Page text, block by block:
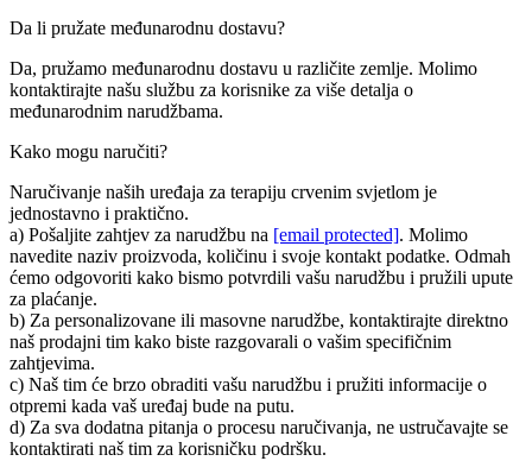
Da li pružate međunarodnu dostavu?
Da, pružamo međunarodnu dostavu u različite zemlje. Molimo
kontaktirajte našu službu za korisnike za više detalja o
međunarodnim narudžbama.
Kako mogu naručiti?
Naručivanje naših uređaja za terapiju crvenim svjetlom je
jednostavno i praktično.
a) Pošaljite zahtjev za narudžbu na [email protected]. Molimo
navedite naziv proizvoda, količinu i svoje kontakt podatke. Odmah
ćemo odgovoriti kako bismo potvrdili vašu narudžbu i pružili upute
za plaćanje.
b) Za personalizovane ili masovne narudžbe, kontaktirajte direktno
naš prodajni tim kako biste razgovarali o vašim specifičnim
zahtjevima.
c) Naš tim će brzo obraditi vašu narudžbu i pružiti informacije o
otpremi kada vaš uređaj bude na putu.
d) Za sva dodatna pitanja o procesu naručivanja, ne ustručavajte se
kontaktirati naš tim za korisničku podršku.